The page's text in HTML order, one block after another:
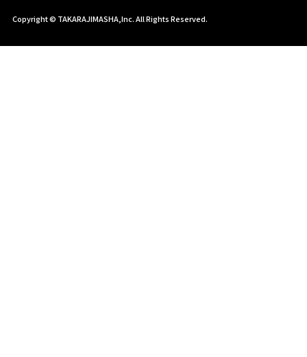
Copyright © TAKARAJIMASHA,Inc. All Rights Reserved.